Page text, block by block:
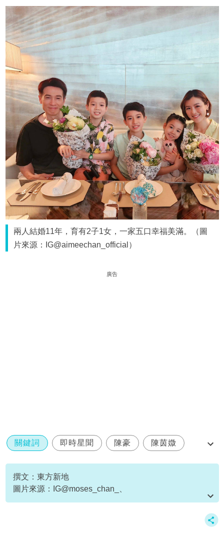
兩人結婚11年，育有2子1女，一家五口幸福美滿。（圖
片來源：IG@aimeechan_official）
廣告
關鍵詞 即時星聞 陳豪 陳茵媺
韓國
撰文：東方新地
圖片來源：IG@moses_chan_、
IG@aimeechan_official、小紅書圖片、《東張西望》